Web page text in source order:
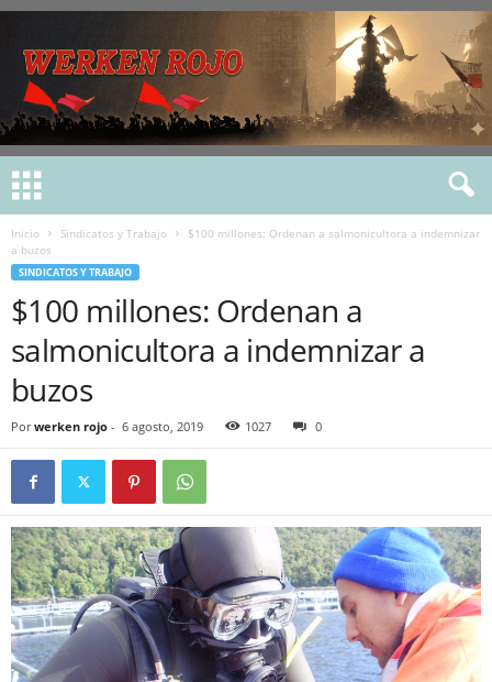
Inicio Sindicatos y Trabajo
$100 millones: Ordenan a salmonicultora a indemnizar
a buzos
SINDICATOS Y TRABAJO
$100 millones: Ordenan a
salmonicultora a indemnizar a
buzos
Por werken rojo - 6 agosto, 2019 1027 0